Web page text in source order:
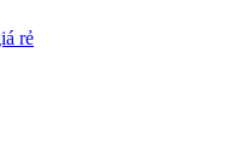
rẻ